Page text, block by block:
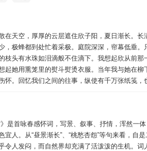
在天空，厚厚的云层遮住欣子阳，夏日渐长。
，极蜂都到处忙着采极。庭院深深，帘幕低垂
枝头有水珠如泪滴般不住滴下。我想起欣从前那
起她用熏笼里的熨斗熨烫衣服。当年我与她在
怀。回忆我们之间的往事，纵使有千万张纸笺，
》是首咏春感怀词，写景、叙事、抒情，浑然一体
宜人。从“昼景渐长”、“桃愁杏怨”等句来看，自
令人发闷，而自然界却充满了活泼泼的生机。